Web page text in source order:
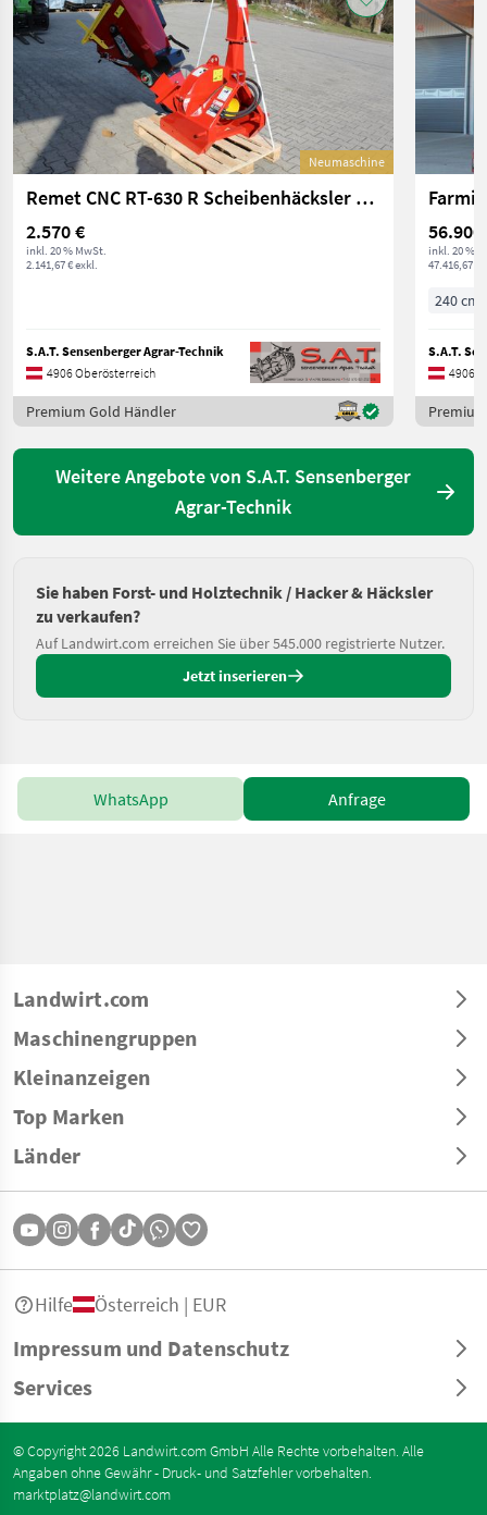
Neumaschine
Remet CNC RT-630 R Scheibenhäcksler mit Einzug
2.570 €
inkl. 20 % MwSt.
2.141,67 € exkl.
S.A.T. Sensenberger Agrar-Technik
4906 Oberösterreich
Premium Gold Händler
56.900
inkl. 20 %
47.416,67 €
240 cm
S.A.T.
4906
Weitere Angebote von S.A.T. Sensenberger
Agrar-Technik
Sie haben Forst- und Holztechnik / Hacker & Häcksler
zu verkaufen?
Auf Landwirt.com erreichen Sie über 545.000 registrierte Nutzer.
Jetzt inserieren
WhatsApp Anfrage
Landwirt.com
Maschinengruppen
Kleinanzeigen
Top Marken
Länder
Impressum und Datenschutz
Services
Hilfe Österreich | EUR
© Copyright 2026 Landwirt.com GmbH Alle Rechte vorbehalten. Alle
Angaben ohne Gewähr - Druck- und Satzfehler vorbehalten.
marktplatz@landwirt.com